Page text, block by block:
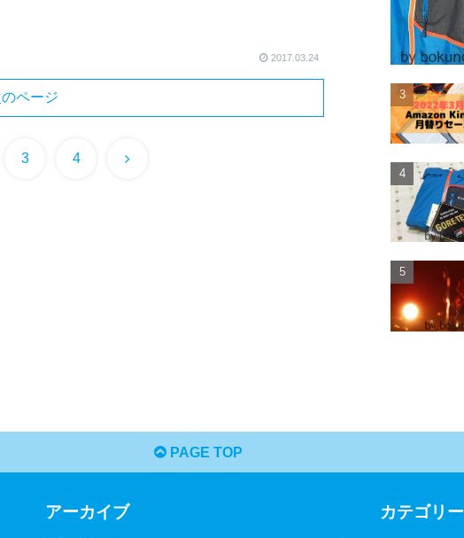
2017.03.24
ページ
3 4 次
PAGE TOP
アーカイブ カテゴリー